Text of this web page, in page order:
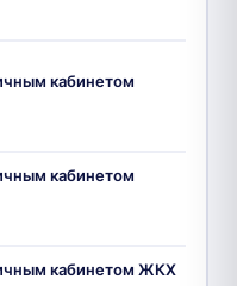
кабинетом
кабинетом
кабинетом ЖКХ